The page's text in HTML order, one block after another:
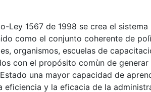
Ley 1567 de 1998 se crea el sistema
como el conjunto coherente de
organismos, escuelas de
con el propósito comùn de generar
una mayor capacidad de
eficiencia y la eficacia de la